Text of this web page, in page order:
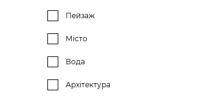
Пейзаж
Місто
Вода
Архітектура